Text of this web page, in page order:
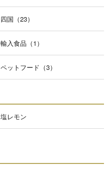
四国（23）
輸入食品（1）
ペットフード（3）
塩レモン